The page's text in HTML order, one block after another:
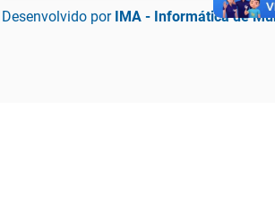
Desenvolvido por IMA - Informática de